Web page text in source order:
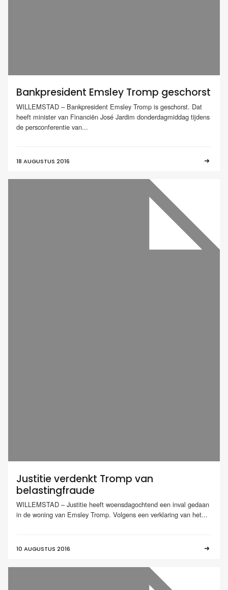
Bankpresident Emsley Tromp geschorst
WILLEMSTAD – Bankpresident Emsley Tromp is geschorst. Dat
heeft minister van Financiën José Jardim donderdagmiddag tijdens
de persconferentie van...
18 AUGUSTUS 2016
Justitie verdenkt Tromp van
belastingfraude
WILLEMSTAD – Justitie heeft woensdagochtend een inval gedaan
in de woning van Emsley Tromp. Volgens een verklaring van het...
10 AUGUSTUS 2016